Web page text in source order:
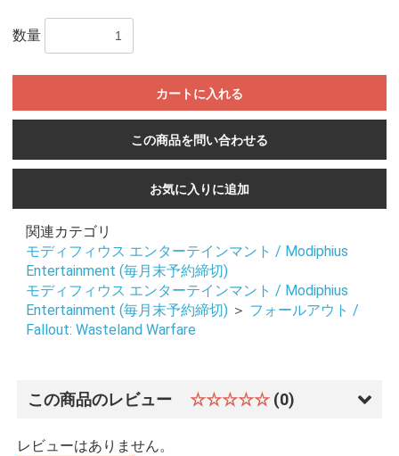
数量
カートに入れる
この商品を問い合わせる
お気に入りに追加
関連カテゴリ
モディフィウス エンターテインマント / Modiphius
Entertainment (毎月末予約締切)
モディフィウス エンターテインマント / Modiphius
Entertainment (毎月末予約締切) ＞ フォールアウト /
Fallout: Wasteland Warfare
この商品のレビュー ☆☆☆☆☆ (0)
レビューはありません。